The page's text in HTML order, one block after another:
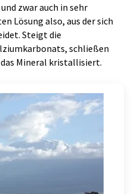
zwar auch in sehr
Lösung also, aus der sich
Steigt die
schließen
Mineral kristallisiert.